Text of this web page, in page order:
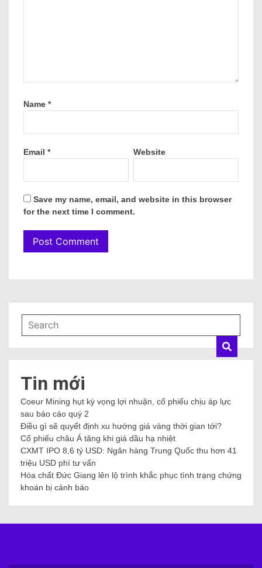
Name *
Email * Website
Save my name, email, and website in this browser
for the next time I comment.
Tin mới
Coeur Mining hụt kỳ vọng lợi nhuận, cổ phiếu chịu áp lực
sau báo cáo quý 2
Điều gì sẽ quyết định xu hướng giá vàng thời gian tới?
Cổ phiếu châu Á tăng khi giá dầu hạ nhiệt
CXMT IPO 8,6 tỷ USD: Ngân hàng Trung Quốc thu hơn 41
triệu USD phí tư vấn
Hóa chất Đức Giang lên lộ trình khắc phục tình trạng chứng
khoán bị cảnh báo